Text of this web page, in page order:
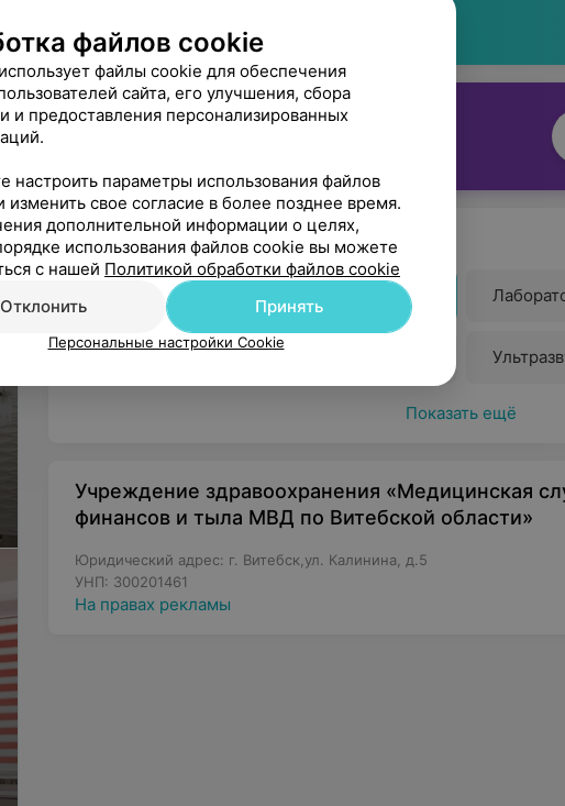
Наши услуги
Офтальмология
Лучевая диагностика
Показать ещё
Учреждение здравоохранения «Медицинская
финансов и тыла МВД по Витебской области»
Юридический адрес: г. Витебск,ул. Калинина, д.5
УНП: 300201461
На правах рекламы
файлов cookie
файлы cookie для обеспечения
сайта, его улучшения, сбора
и предоставления персонализированных
настроить параметры использования файлов
изменить свое согласие в более позднее время.
дополнительной информации о целях,
использования файлов cookie вы можете
с нашей Политикой обработки файлов cookie
Отклонить
Принять
Персональные настройки Cookie